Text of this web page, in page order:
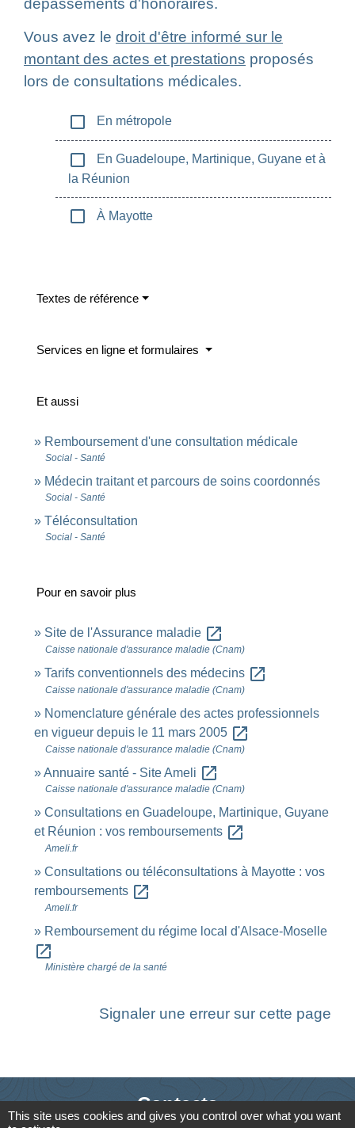
dépassements d'honoraires.
Vous avez le droit d'être informé sur le
montant des actes et prestations proposés
lors de consultations médicales.
check_box_outline_blank En métropole
check_box_outline_blank
En Guadeloupe, Martinique, Guyane et à
la Réunion
check_box_outline_blank À Mayotte
Textes de référence
Services en ligne et formulaires
Et aussi
Remboursement d'une consultation médicale
Social - Santé
Médecin traitant et parcours de soins coordonnés
Social - Santé
Téléconsultation
Social - Santé
Pour en savoir plus
Site de l'Assurance maladie open_in_new
Caisse nationale d'assurance maladie (Cnam)
Tarifs conventionnels des médecins open_in_new
Caisse nationale d'assurance maladie (Cnam)
Nomenclature générale des actes professionnels
en vigueur depuis le 11 mars 2005 open_in_new
Caisse nationale d'assurance maladie (Cnam)
Annuaire santé - Site Ameli open_in_new
Caisse nationale d'assurance maladie (Cnam)
Consultations en Guadeloupe, Martinique, Guyane
et Réunion : vos remboursements open_in_new
Ameli.fr
Consultations ou téléconsultations à Mayotte : vos
remboursements open_in_new
Ameli.fr
Remboursement du régime local d'Alsace-Moselle
open_in_new
Ministère chargé de la santé
Signaler une erreur sur cette page
Contacts
This site uses cookies and gives you control over what you want